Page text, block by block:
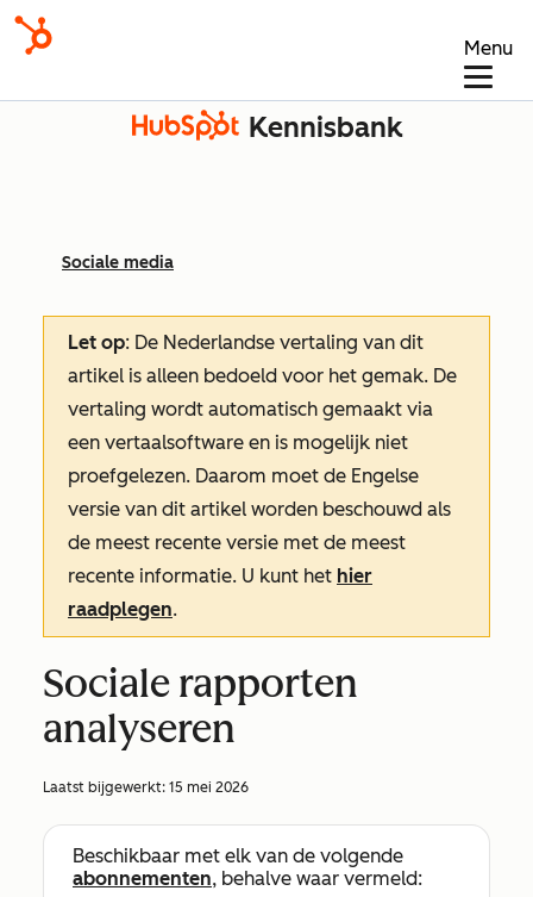
Menu
Kennisbank
Sociale media
Let op: De Nederlandse vertaling van dit
artikel is alleen bedoeld voor het gemak. De
vertaling wordt automatisch gemaakt via
een vertaalsoftware en is mogelijk niet
proefgelezen. Daarom moet de Engelse
versie van dit artikel worden beschouwd als
de meest recente versie met de meest
recente informatie. U kunt het hier
raadplegen.
Sociale rapporten
analyseren
Laatst bijgewerkt: 15 mei 2026
Beschikbaar met elk van de volgende
abonnementen, behalve waar vermeld: